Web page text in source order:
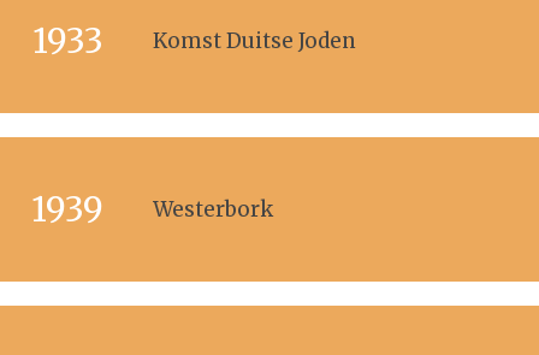
1933 Komst Duitse Joden
1939 Westerbork